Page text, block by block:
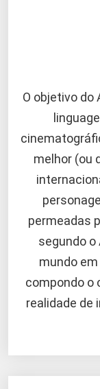
O objetivo do
melhor (ou
permeadas
segundo o
mundo
compondo o
realidade de